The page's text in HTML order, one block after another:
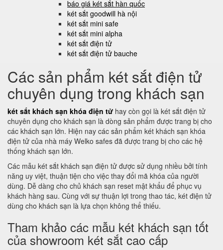
báo giá két sắt hàn quốc
két sắt goodwill hà nội
két sắt mini safe
két sắt mini alpha
két sắt điện tử
két sắt điện tử bauche
Các sản phẩm két sắt điện tử
chuyên dụng trong khách sạn
két sắt khách sạn khóa điện tử hay còn gọi là két sắt điện tử
chuyên dụng cho khách sạn là dòng sản phẩm được trang bị cho
các khách sạn lớn. Hiện nay các sản phẩm két khách sạn khóa
điện tử của nhà máy Welko safes đã được trang bị cho các hệ
thống khách sạn lớn.
Các mẫu két sắt khách sạn điện tử được sử dụng nhiều bởi tính
năng uy việt, thuận tiện cho việc thay đổi mã khóa của người
dùng. Dễ dàng cho chủ khách sạn reset mật khẩu để phục vụ
khách hàng sau. Cùng với sự thuận lợi trong thao tác, két điện tử
dùng cho khách sạn là lựa chọn không thể thiếu.
Tham khảo các mẫu két khách sạn tốt
của showroom két sắt cao cấp